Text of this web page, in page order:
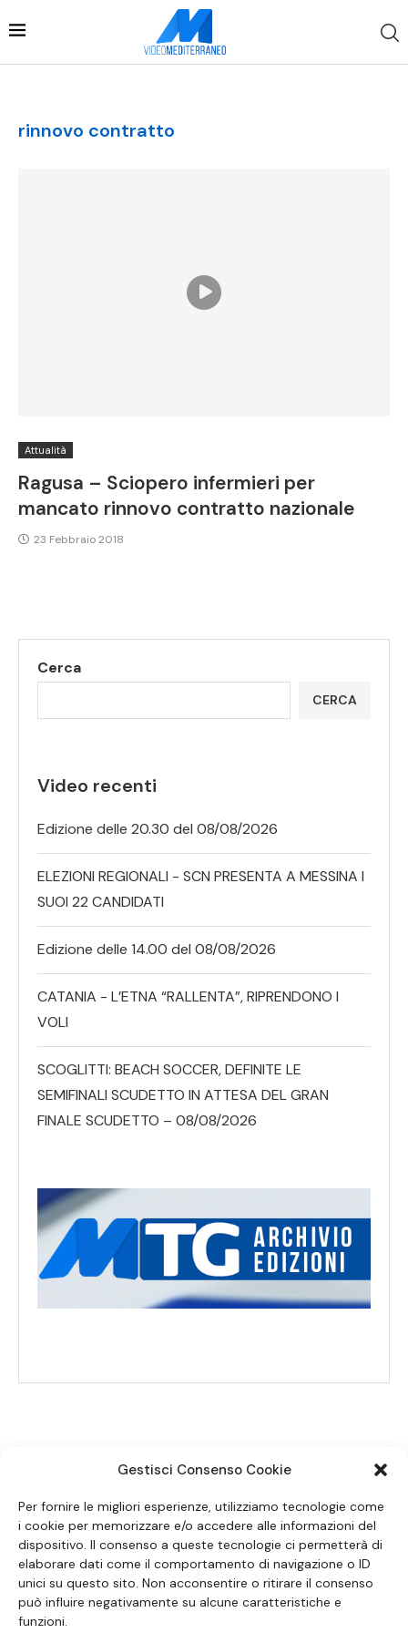
Gestisci Consenso Cookie
Per fornire le migliori esperienze, utilizziamo tecnologie come
i cookie per memorizzare e/o accedere alle informazioni del
dispositivo. Il consenso a queste tecnologie ci permetterà di
elaborare dati come il comportamento di navigazione o ID
unici su questo sito. Non acconsentire o ritirare il consenso
può influire negativamente su alcune caratteristiche e
funzioni.
rinnovo contratto
Attualità
Ragusa – Sciopero infermieri per
mancato rinnovo contratto nazionale
23 Febbraio 2018
Cerca
CERCA
Video recenti
Edizione delle 20.30 del 08/08/2026
ELEZIONI REGIONALI - SCN PRESENTA A MESSINA I
SUOI 22 CANDIDATI
Edizione delle 14.00 del 08/08/2026
CATANIA - L’ETNA “RALLENTA”, RIPRENDONO I
VOLI
SCOGLITTI: BEACH SOCCER, DEFINITE LE
SEMIFINALI SCUDETTO IN ATTESA DEL GRAN
FINALE SCUDETTO – 08/08/2026
SEGUICI SUI SOCIAL